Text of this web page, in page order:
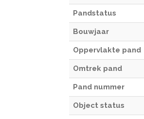
Pandstatus
Bouwjaar
Oppervlakte pand
Omtrek pand
Pand nummer
Object status